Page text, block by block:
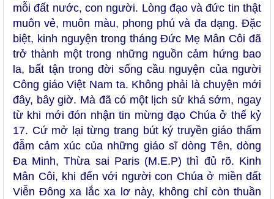
mỗi đất nước, con người. Lòng đạo và đức tin thật
muôn vẻ, muôn màu, phong phú và đa dạng. Đặc
biệt, kinh nguyện trong tháng Đức Mẹ Mân Côi đã
trở thành một trong những nguồn cảm hứng bao
la, bất tận trong đời sống cầu nguyện của người
Công giáo Việt Nam ta. Không phải là chuyện mới
đây, bây giờ. Mà đã có một lịch sử khá sớm, ngay
từ khi mới đón nhận tin mừng đạo Chúa ở thế kỷ
17. Cứ mở lại từng trang bút ký truyền giáo thấm
đẫm cảm xúc của những giáo sĩ dòng Tên, dòng
Đa Minh, Thừa sai Paris (M.E.P) thì đủ rõ. Kinh
Mân Côi, khi đến với người con Chúa ở miền đất
Viễn Đông xa lắc xa lơ này, không chỉ còn thuần